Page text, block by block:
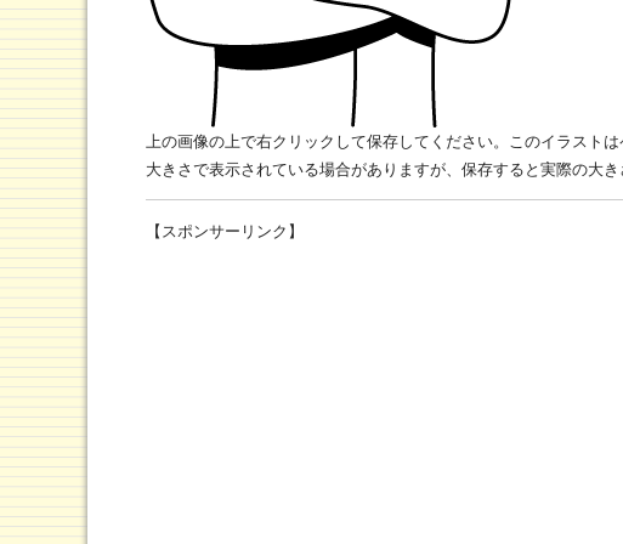
上の画像の上で右クリックして保存してください。このイラスト
大きさで表示されている場合がありますが、保存すると実際の大き
【スポンサーリンク】